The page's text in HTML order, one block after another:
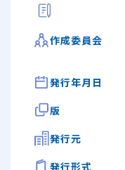
作成委員会
発行年月日
版
発行元
発行形式